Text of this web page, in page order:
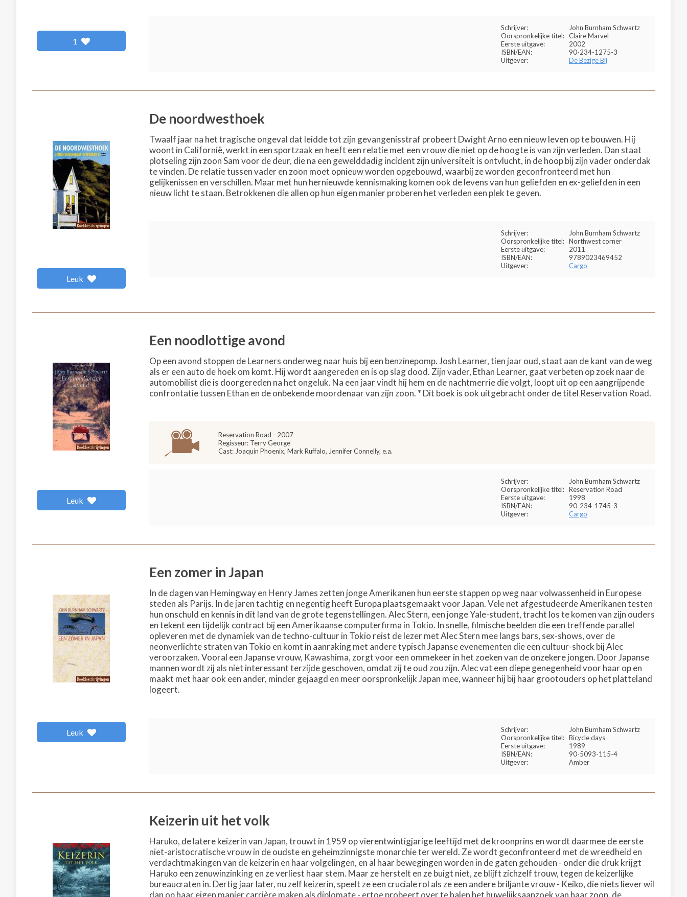
1
Schrijver:
John Burnham Schwartz
Oorspronkelijke titel: Claire Marvel
Eerste uitgave:
2002
ISBN/EAN:
90-234-1275-3
Uitgever:
De Bezige Bij
Leuk
De noordwesthoek
Twaalf jaar na het tragische ongeval dat leidde tot zijn gevangenisstraf probeert Dwight Arno een nieuw leven op te bouwen. Hij
woont in Californië, werkt in een sportzaak en heeft een relatie met een vrouw die niet op de hoogte is van zijn verleden. Dan staat
plotseling zijn zoon Sam voor de deur, die na een gewelddadig incident zijn universiteit is ontvlucht, in de hoop bij zijn vader onderdak
te vinden. De relatie tussen vader en zoon moet opnieuw worden opgebouwd, waarbij ze worden geconfronteerd met hun
gelijkenissen en verschillen. Maar met hun hernieuwde kennismaking komen ook de levens van hun geliefden en ex-geliefden in een
nieuw licht te staan. Betrokkenen die allen op hun eigen manier proberen het verleden een plek te geven.
Schrijver:
John Burnham Schwartz
Oorspronkelijke titel: Northwest corner
Eerste uitgave:
2011
ISBN/EAN:
9789023469452
Uitgever:
Cargo
Leuk
Een noodlottige avond
Op een avond stoppen de Learners onderweg naar huis bij een benzinepomp. Josh Learner, tien jaar oud, staat aan de kant van de weg
als er een auto de hoek om komt. Hij wordt aangereden en is op slag dood. Zijn vader, Ethan Learner, gaat verbeten op zoek naar de
automobilist die is doorgereden na het ongeluk. Na een jaar vindt hij hem en de nachtmerrie die volgt, loopt uit op een aangrijpende
confrontatie tussen Ethan en de onbekende moordenaar van zijn zoon. * Dit boek is ook uitgebracht onder de titel Reservation Road.
Reservation Road - 2007
Regisseur: Terry George
Cast: Joaquin Phoenix, Mark Ruffalo, Jennifer Connelly, e.a.
Schrijver:
John Burnham Schwartz
Oorspronkelijke titel: Reservation Road
Eerste uitgave:
1998
ISBN/EAN:
90-234-1745-3
Uitgever:
Cargo
Leuk
Een zomer in Japan
In de dagen van Hemingway en Henry James zetten jonge Amerikanen hun eerste stappen op weg naar volwassenheid in Europese
steden als Parijs. In de jaren tachtig en negentig heeft Europa plaatsgemaakt voor Japan. Vele net afgestudeerde Amerikanen testen
hun onschuld en kennis in dit land van de grote tegenstellingen. Alec Stern, een jonge Yale-student, tracht los te komen van zijn ouders
en tekent een tijdelijk contract bij een Amerikaanse computerfirma in Tokio. In snelle, filmische beelden die een treffende parallel
opleveren met de dynamiek van de techno-cultuur in Tokio reist de lezer met Alec Stern mee langs bars, sex-shows, over de
neonverlichte straten van Tokio en komt in aanraking met andere typisch Japanse evenementen die een cultuur-shock bij Alec
veroorzaken. Vooral een Japanse vrouw, Kawashima, zorgt voor een ommekeer in het zoeken van de onzekere jongen. Door Japanse
mannen wordt zij als niet interessant terzijde geschoven, omdat zij te oud zou zijn. Alec vat een diepe genegenheid voor haar op en
maakt met haar ook een ander, minder gejaagd en meer oorspronkelijk Japan mee, wanneer hij bij haar grootouders op het platteland
logeert.
Schrijver:
John Burnham Schwartz
Oorspronkelijke titel: Bicycle days
Eerste uitgave:
1989
ISBN/EAN:
90-5093-115-4
Uitgever:
Amber
Keizerin uit het volk
Haruko, de latere keizerin van Japan, trouwt in 1959 op vierentwintigjarige leeftijd met de kroonprins en wordt daarmee de eerste
niet-aristocratische vrouw in de oudste en geheimzinnigste monarchie ter wereld. Ze wordt geconfronteerd met de wreedheid en
verdachtmakingen van de keizerin en haar volgelingen, en al haar bewegingen worden in de gaten gehouden - onder die druk krijgt
Haruko een zenuwinzinking en ze verliest haar stem. Maar ze herstelt en ze buigt niet, ze blijft zichzelf trouw, tegen de keizerlijke
bureaucraten in. Dertig jaar later, nu zelf keizerin, speelt ze een cruciale rol als ze een andere briljante vrouw - Keiko, die niets liever wil
dan op haar eigen manier carrière maken als diplomate - ertoe probeert over te halen het huwelijksaanzoek van haar zoon, de